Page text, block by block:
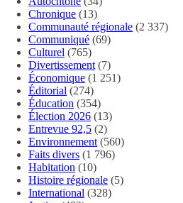
Chronique (13)
Communauté régionale (2 337)
Communiqué (69)
Culturel (765)
Divertissement (7)
Économique (1 251)
Éditorial (274)
Éducation (354)
Élection 2026 (13)
Entrevue 92,5 (2)
Environnement (560)
Faits divers (1 796)
Habitation (10)
Histoire régionale (5)
International (328)